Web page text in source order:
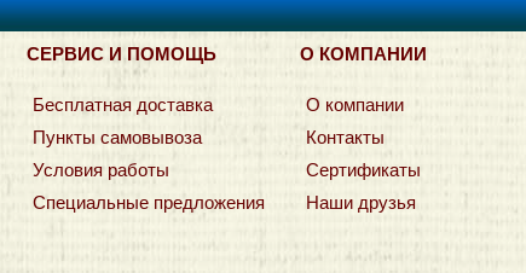
СЕРВИС И ПОМОЩЬ О КОМПАНИИ
Бесплатная доставка
Пункты самовывоза
Условия работы
Специальные предложения
О компании
Контакты
Сертификаты
Наши друзья